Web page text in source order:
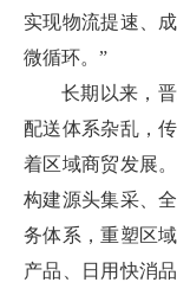
实现物流提速、
微循环。”
长期以来，
配送体系杂乱，
着区域商贸发展
构建源头集采、
务体系，重塑区
产品、日用快消